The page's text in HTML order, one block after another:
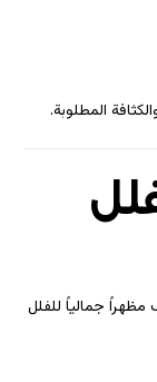
المطلوبة.
مظهراً جمالياً للفلل